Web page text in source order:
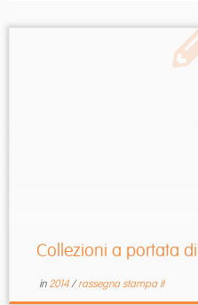
Collezioni a portata
in 2014/rassegna stampa it